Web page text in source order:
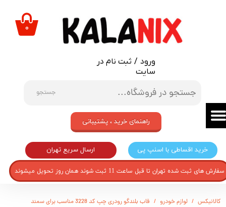
جستجو
ورود / ثبت نام در
سایت
حساب کاربری من
تغییر گذر واژه
خروج از حساب کاربری
۰
خرید اقساطی با اسنپ پی ارسال سریع تهران
راهنمای خرید ، پشتیبانی
سفارش های ثبت شده تهران تا قبل ساعت 11 ثبت شوند همان روز تحویل میشوند
کالانیکس لوازم خودرو قاب بلندگو رودری چپ کد 3228 مناسب برای سمند